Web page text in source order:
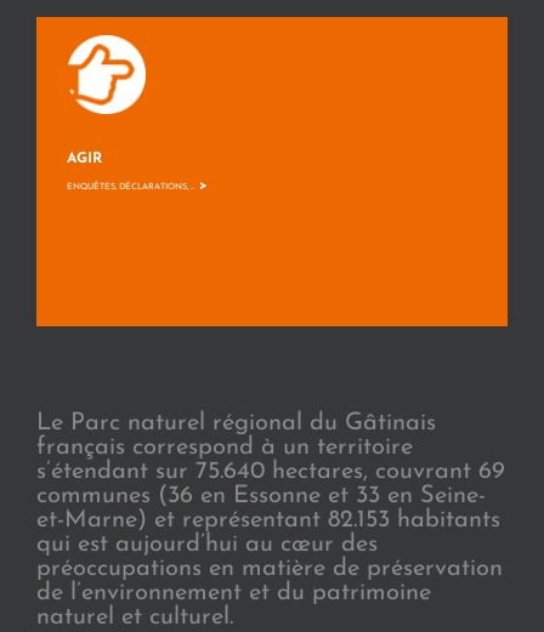
AGIR
ENQUÊTES, DÉCLARATIONS, ... >
Le Parc naturel régional du Gâtinais
français correspond à un territoire
s’étendant sur 75.640 hectares, couvrant 69
communes (36 en Essonne et 33 en Seine-
et-Marne) et représentant 82.153 habitants
qui est aujourd’hui au cœur des
préoccupations en matière de préservation
de l’environnement et du patrimoine
naturel et culturel.